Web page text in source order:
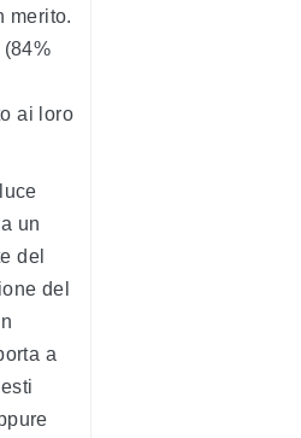
merito.
ai loro
un
del
del
a